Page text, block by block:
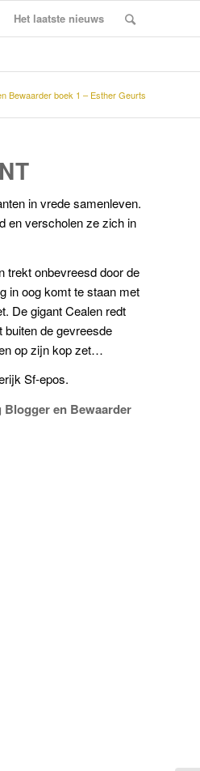
Het laatste nieuws
Bewaarder boek 1 – Esther Geurts
in vrede samenleven.
en verscholen ze zich in
trekt onbevreesd door de
in oog komt te staan met
De gigant Cealen redt
buiten de gevreesde
op zijn kop zet…
Sf-epos.
Blogger en Bewaarder